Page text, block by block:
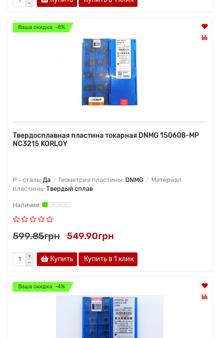
Ваша скидка: -8%
Твердосплавная пластина токарная DNMG 150608-MP
NC3215 KORLOY
P - сталь: Да Геометрия пластины: DNMG
Материал
пластины: Твердый сплав
599.85грн 549.90грн
Купить Купить в 1 клик
Ваша скидка: -4%